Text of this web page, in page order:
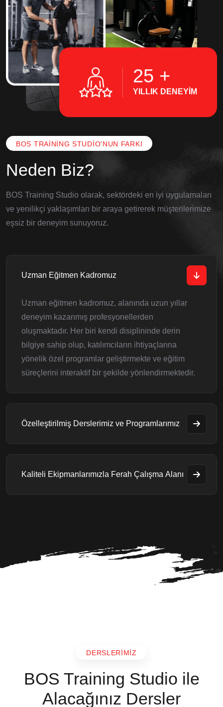
25 +
BOS TRAINING STUDIO'NUN FARKI
Neden Biz?
BOS Training Studio olarak, sektördeki en iyi uygulamaları
ve yenilikçi yaklaşımları bir araya getirerek müşterilerimize
eşsiz bir deneyim sunuyoruz.
Uzman Eğitmen Kadromuz
Uzman eğitmen kadromuz, alanında uzun yıllar
deneyim kazanmış profesyonellerden
oluşmaktadır. Her biri kendi disiplininde derin
bilgiye sahip olup, katılımcıların ihtiyaçlarına
yönelik özel programlar geliştirmekte ve eğitim
süreçlerini interaktif bir şekilde yönlendirmektedir.
Özelleştirilmiş Derslerimiz ve Programlarımız
Kaliteli Ekipmanlarımızla Ferah Çalışma Alanı
DERSLERIMIZ
BOS Training Studio ile
Alacağınız Dersler